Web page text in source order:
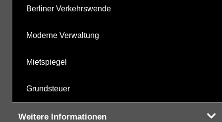
Berliner Verkehrswende
Moderne Verwaltung
Mietspiegel
Grundsteuer
Weitere Informationen